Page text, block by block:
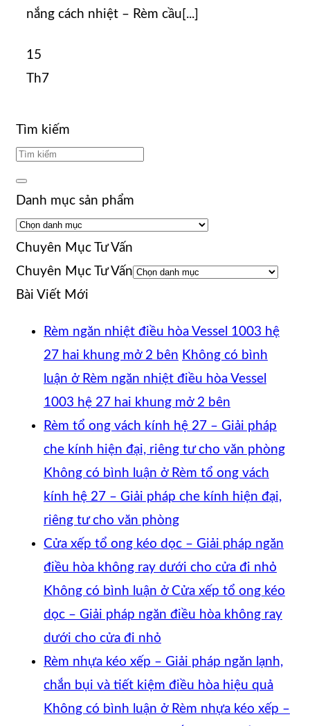
nắng cách nhiệt – Rèm cầu[...]
15
Th7
Tìm kiếm
Danh mục sản phẩm
Chuyên Mục Tư Vấn
Chuyên Mục Tư Vấn
Bài Viết Mới
Rèm ngăn nhiệt điều hòa Vessel 1003 hệ
27 hai khung mở 2 bên Không có bình
luận ở Rèm ngăn nhiệt điều hòa Vessel
1003 hệ 27 hai khung mở 2 bên
Rèm tổ ong vách kính hệ 27 – Giải pháp
che kính hiện đại, riêng tư cho văn phòng
Không có bình luận ở Rèm tổ ong vách
kính hệ 27 – Giải pháp che kính hiện đại,
riêng tư cho văn phòng
Cửa xếp tổ ong kéo dọc – Giải pháp ngăn
điều hòa không ray dưới cho cửa đi nhỏ
Không có bình luận ở Cửa xếp tổ ong kéo
dọc – Giải pháp ngăn điều hòa không ray
dưới cho cửa đi nhỏ
Rèm nhựa kéo xếp – Giải pháp ngăn lạnh,
chắn bụi và tiết kiệm điều hòa hiệu quả
Không có bình luận ở Rèm nhựa kéo xếp –